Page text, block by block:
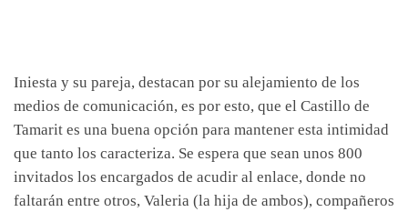
Iniesta y su pareja, destacan por su alejamiento de los
medios de comunicación, es por esto, que el Castillo de
Tamarit es una buena opción para mantener esta intimidad
que tanto los caracteriza. Se espera que sean unos 800
invitados los encargados de acudir al enlace, donde no
faltarán entre otros, Valeria (la hija de ambos), compañeros